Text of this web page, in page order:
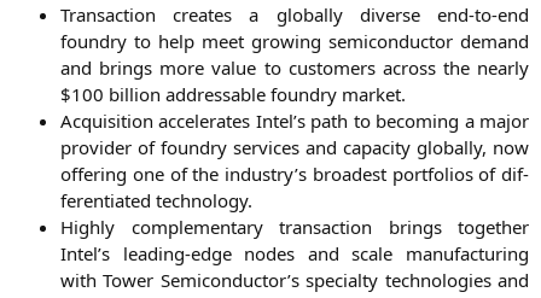
Tran­sac­tion crea­tes a glo­bal­ly diver­se end-to-end
foundry to help meet gro­wing semi­con­duc­tor demand
and brings more value to cus­to­mers across the near­ly
$100 bil­li­on addressa­ble foundry market.
Acqui­si­ti­on acce­le­ra­tes Intel’s path to beco­ming a major
pro­vi­der of foundry ser­vices and capa­ci­ty glo­bal­ly, now
offe­ring one of the industry’s broa­dest port­fo­li­os of dif­
fe­ren­tia­ted technology.
High­ly com­ple­men­ta­ry tran­sac­tion brings tog­e­ther
Intel’s lea­ding-edge nodes and sca­le manu­fac­tu­ring
with Tower Semiconductor’s spe­cial­ty tech­no­lo­gies and